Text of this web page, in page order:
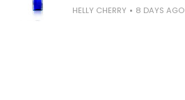
HELLY CHERRY 8 DAYS AGO